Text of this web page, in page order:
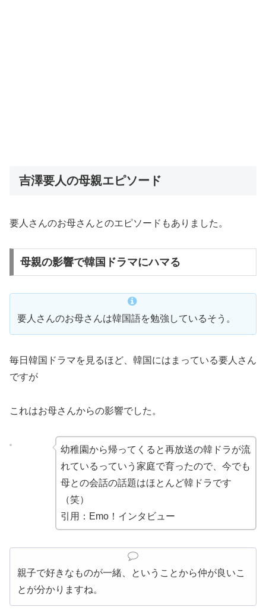
吉澤要人の母親エピソード
要人さんのお母さんとのエピソードもありました。
母親の影響で韓国ドラマにハマる
要人さんのお母さんは韓国語を勉強しているそう。
毎日韓国ドラマを見るほど、韓国にはまっている要人さん
ですが
これはお母さんからの影響でした。
幼稚園から帰ってくると再放送の韓ドラが流
れているっていう家庭で育ったので、今でも
母との会話の話題はほとんど韓ドラです
（笑）
引用：Emo！インタビュー
親子で好きなものが一緒、ということから仲が良いこ
とが分かりますね。